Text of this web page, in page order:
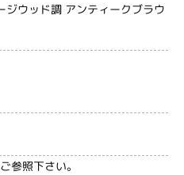
ジウッド調 アンティークブラウ
参照下さい。